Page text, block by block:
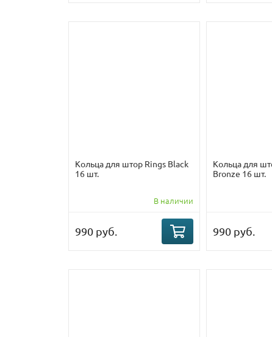
Кольца для штор Rings Black
16 шт.
В наличии
990 руб.
Кольца для
Bronze 16 шт.
990 руб.